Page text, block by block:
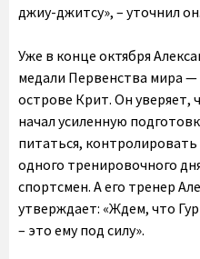
джиу-джитсу», – уточнил он.
Уже в конце октября
медали Первенства мира
острове Крит. Он уверяет,
начал усиленную
питаться, контролировать
одного тренировочного
спортсмен. А его тренер
утверждает: «Ждем, что
– это ему под силу».